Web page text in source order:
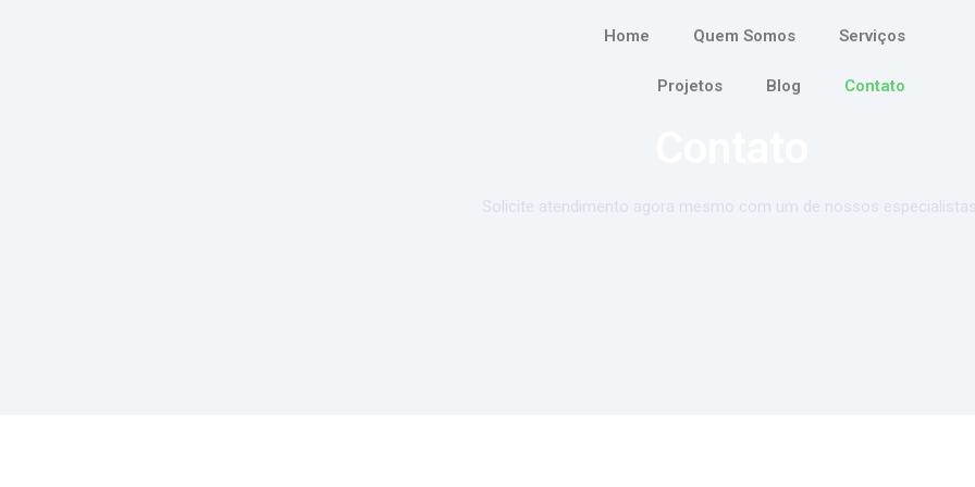
Home Quem Somos Serviços
Projetos Blog Contato
Solicite atendimento agora mesmo com um de nossos